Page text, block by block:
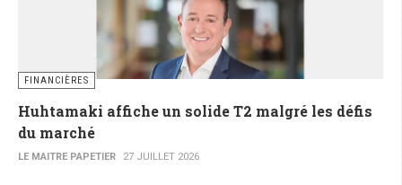
FINANCIÈRES
Huhtamaki affiche un solide T2 malgré les défis
du marché
LE MAITRE PAPETIER 27 JUILLET 2026